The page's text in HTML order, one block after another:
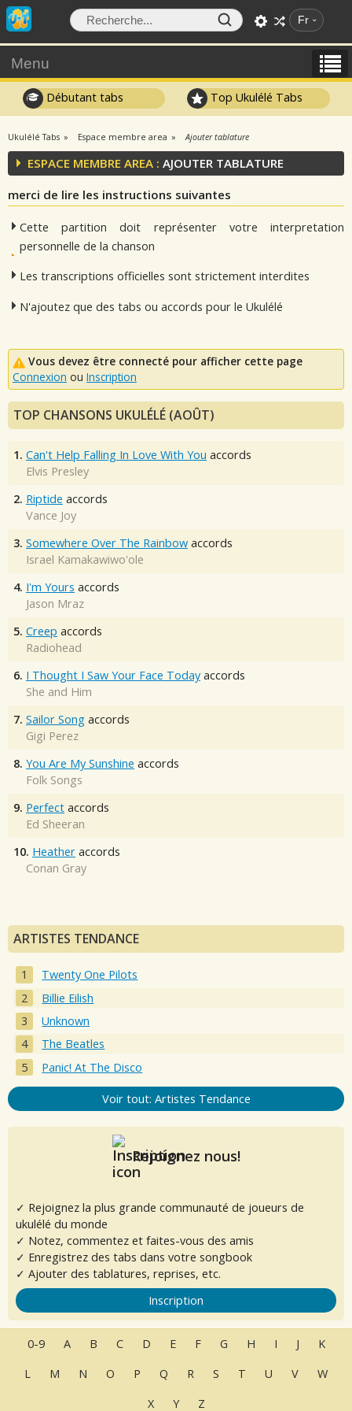
Fr
Menu
Débutant tabs Top Ukulélé Tabs
Ukulélé Tabs Espace membre area Ajouter tablature
ESPACE MEMBRE AREA : AJOUTER TABLATURE
merci de lire les instructions suivantes
Cette partition doit représenter votre interpretation
personnelle de la chanson
Les transcriptions officielles sont strictement interdites
N'ajoutez que des tabs ou accords pour le Ukulélé
Vous devez être connecté pour afficher cette page
Connexion ou Inscription
TOP CHANSONS UKULÉLÉ (AOÛT)
1. Can't Help Falling In Love With You accords
Elvis Presley
2. Riptide accords
Vance Joy
3. Somewhere Over The Rainbow accords
Israel Kamakawiwo'ole
4. I'm Yours accords
Jason Mraz
5. Creep accords
Radiohead
6. I Thought I Saw Your Face Today accords
She and Him
7. Sailor Song accords
Gigi Perez
8. You Are My Sunshine accords
Folk Songs
9. Perfect accords
Ed Sheeran
10. Heather accords
Conan Gray
ARTISTES TENDANCE
Twenty One Pilots
Billie Eilish
Unknown
The Beatles
Panic! At The Disco
Voir tout: Artistes Tendance
Rejoignez nous!
✓ Rejoignez la plus grande communauté de joueurs de
ukulélé du monde
✓ Notez, commentez et faites-vous des amis
✓ Enregistrez des tabs dans votre songbook
✓ Ajouter des tablatures, reprises, etc.
Inscription
0-9 A B C D E F G H I J
K
L
M N O P Q R S T U V
W
X
Y Z